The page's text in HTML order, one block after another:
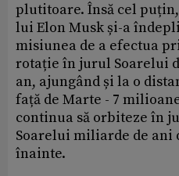
plutitoare. Însă cel
lui Elon Musk și-a
misiunea de a efectua
rotație în jurul Soarelui
an, ajungând și la o
față de Marte - 7
continua să orbiteze în
Soarelui miliarde de ani
înainte.